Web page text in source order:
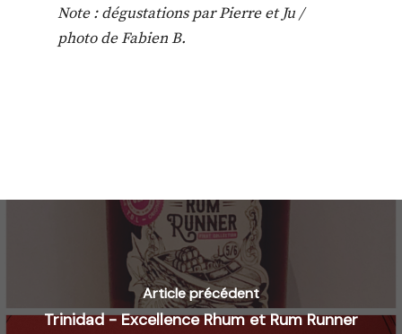
Note : dégustations par Pierre et Ju /
photo de Fabien B.
Article précédent
Trinidad - Excellence Rhum et Rum Runner